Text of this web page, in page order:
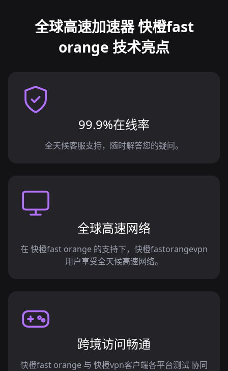
全球高速加速器 快橙fast
orange 技术亮点
99.9%在线率
全天候客服支持，随时解答您的疑问。
全球高速网络
在 快橙fast orange 的支持下，快橙fastorangevpn
用户享受全天候高速网络。
跨境访问畅通
快橙fast orange 与 快橙vpn客户端各平台测试 协同